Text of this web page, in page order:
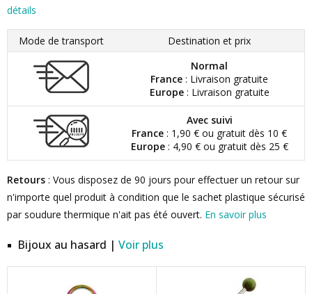
détails
Mode de transport
Destination et prix
Normal
France : Livraison gratuite
Europe: Livraison gratuite
Avec suivi
France : 1,90 € ou gratuit dès 10 €
Europe: 4,90 € ou gratuit dès 25 €
Retours : Vous disposez de 90 jours pour effectuer un retour sur
n'importe quel produit à condition que le sachet plastique sécurisé
par soudure thermique n'ait pas été ouvert. En savoir plus
Bijoux au hasard | Voir plus